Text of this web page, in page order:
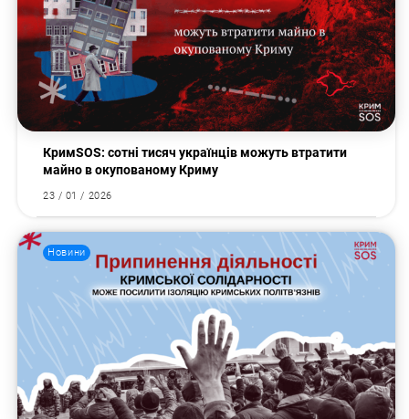
Пошук за запитом:
КримSOS: сотні тисяч українців можуть втратити
майно в окупованому Криму
23 / 01 / 2026
Новини